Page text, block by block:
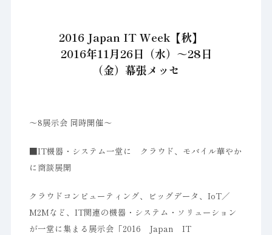
2016 Japan IT Week【秋】
2016年11月26日（水）～28日
（金）幕張メッセ
〜8展示会 同時開催〜
■IT機器・システム一堂に クラウド、モバイル華やか
に商談展開
クラウドコンピューティング、ビッグデータ、IoT／
M2Mなど、IT関連の機器・システム・ソリューション
が一堂に集まる展示会「2016 Japan IT